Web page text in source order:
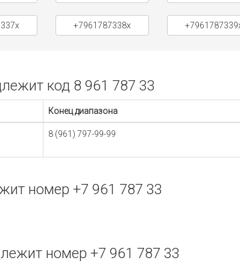
+7961787338x
код 8 961 787 33
Конец диапазона
8 (961) 797-99-99
номер +7 961 787 33
номер +7 961 787 33